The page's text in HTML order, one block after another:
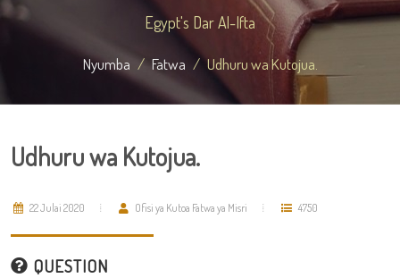
Egypt's Dar Al-Ifta
Nyumba Fatwa Udhuru wa Kutojua.
Udhuru wa Kutojua.
22 Julai 2020 Ofisi ya Kutoa Fatwa ya Misri 4750
QUESTION